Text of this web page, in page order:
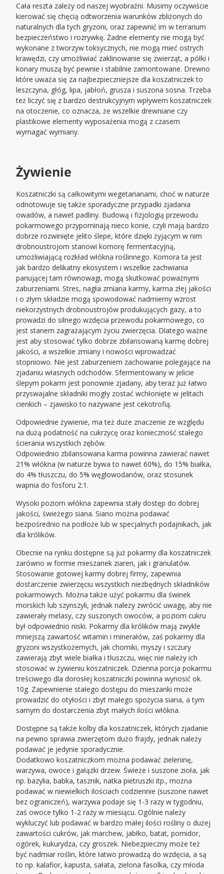
Cała reszta zależy od naszej wyobraźni. Musimy oczywiście
kierować się chęcią odtworzenia warunków zbliżonych do
naturalnych dla tych gryzoni, oraz zapewnić im w terrarium
bezpieczeństwo i rozrywkę. Żadne elementy nie mogą być
wykonane z tworzyw toksycznych, nie mogą mieć ostrych
krawędzi, czy umożliwiać zaklinowanie się zwierząt, a półki i
konary muszą być pewnie i stabilnie zamontowane. Drewno
które uważa się za najbezpieczniejsze dla koszatniczek to
leszczyna, głóg, lipa, jabłoń, grusza i suszona sosna. Trzeba
też liczyć się z bardzo destrukcyjnym wpływem koszatniczek
na otoczenie, co oznacza, że wszelkie drewniane czy
plastikowe elementy wyposażenia mogą z czasem
wymagać wymiany.
Żywienie
Koszatniczki są całkowitymi wegetarianami, choć w naturze
odnotowuje się także sporadyczne przypadki zjadania
owadów, a nawet padliny. Budową i fizjologią przewodu
pokarmowego przypominają nieco konie, czyli mają bardzo
dobrze rozwinięte jelito ślepe, które dzięki żyjącym w nim
drobnoustrojom stanowi komorę fermentacyjną,
umożliwiającą rozkład włókna roślinnego. Komora ta jest
jak bardzo delikatny ekosystem i wszelkie zachwiania
panującej tam równowagi, mogą skutkować poważnymi
zaburzeniami. Stres, nagła zmiana karmy, karma złej jakości
i o złym składzie mogą spowodować nadmierny wzrost
niekorzystnych drobnoustrojów produkujących gazy, a to
prowadzi do silnego wzdęcia przewodu pokarmowego, co
jest stanem zagrażającym życiu zwierzęcia. Dlatego ważne
jest aby stosować tylko dobrze zbilansowaną karmę dobrej
jakości, a wszelkie zmiany i nowości wprowadzać
stopniowo. Nie jest zaburzeniem zachowanie polegające na
zjadaniu własnych odchodów. Sfermentowany w jelicie
ślepym pokarm jest ponownie zjadany, aby teraz już łatwo
przyswajalne składniki mogły zostać wchłonięte w jelitach
cienkich – zjawisko to nazywane jest cekotrofią.
Odpowiednie żywienie, ma też duże znaczenie ze względu
na dużą podatność na cukrzycę oraz konieczność stałego
ścierania wszystkich zębów.
Odpowiednio zbilansowana karma powinna zawierać nawet
21% włókna (w naturze bywa to nawet 60%), do 15% białka,
do 4% tłuszczu, do 5% węglowodanów, oraz stosunek
wapnia do fosforu 2:1.
Wysoki poziom włókna zapewnia stały dostęp do dobrej
jakości, świeżego siana. Siano można podawać
bezpośrednio na podłoże lub w specjalnych podajnikach, jak
dla królików.
Obecnie na rynku dostępne są już pokarmy dla koszatniczek
zarówno w formie mieszanek ziaren, jak i granulatów.
Stosowanie gotowej karmy dobrej firmy, zapewnia
dostarczenie zwierzęciu wszystkich niezbędnych składników
pokarmowych. Można także użyć pokarmu dla świnek
morskich lub szynszyli, jednak należy zwrócić uwagę, aby nie
zawierały melasy, czy suszonych owoców, a poziom cukru
był odpowiednio niski. Pokarmy dla królików mają zwykle
mniejszą zawartość witamin i minerałów, zaś pokarmy dla
gryzoni wszystkożernych, jak chomiki, myszy i szczury
zawierają zbyt wiele białka i tłuszczu, więc nie należy ich
stosować w żywieniu koszatniczek. Dzienna porcja pokarmu
treściwego dla dorosłej koszatniczki powinna wynosić ok.
10g. Zapewnienie stałego dostępu do mieszanki może
prowadzić do otyłości i zbyt małego spożycia siana, a tym
samym do dostarczenia zbyt małych ilości włókna.
Dostępne są także kolby dla koszatniczek, których zjadanie
na pewno sprawia zwierzętom dużo frajdy, jednak należy
podawać je jedynie sporadycznie.
Dodatkowo koszatniczkom można podawać zieleninę,
warzywa, owoce i gałązki drzew. Świeże i suszone zioła, jak
np. bazylia, babka, tasznik, natka pietruszki itp., można
podawać w niewielkich ilościach codziennie (suszone nawet
bez ograniczeń), warzywa podaje się 1-3 razy w tygodniu,
zaś owoce tylko 1-2 razy w miesiącu. Ogólnie należy
wykluczyć lub podawać w bardzo małej ilości rośliny o dużej
zawartości cukrów, jak marchew, jabłko, batat, pomidor,
ogórek, kukurydza, czy groszek. Niebezpieczny może też
być nadmiar roślin, które łatwo prowadzą do wzdęcia, a są
to np. kalafior, kapusta, sałata, zielona fasolka, czy młoda